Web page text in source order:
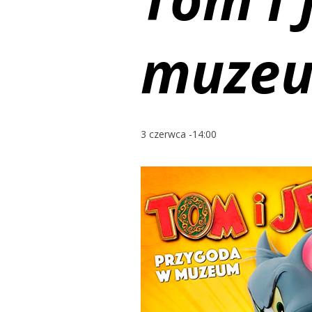
3 czerwca -14:00